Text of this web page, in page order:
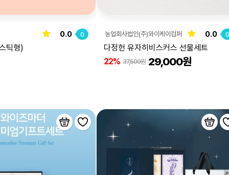
0.0 0
틱형)
농업회사법인(주)와이케이컴퍼
니
0.0 0
다정헌 유자히비스커스 선물세트
22% 37,500원 29,000원